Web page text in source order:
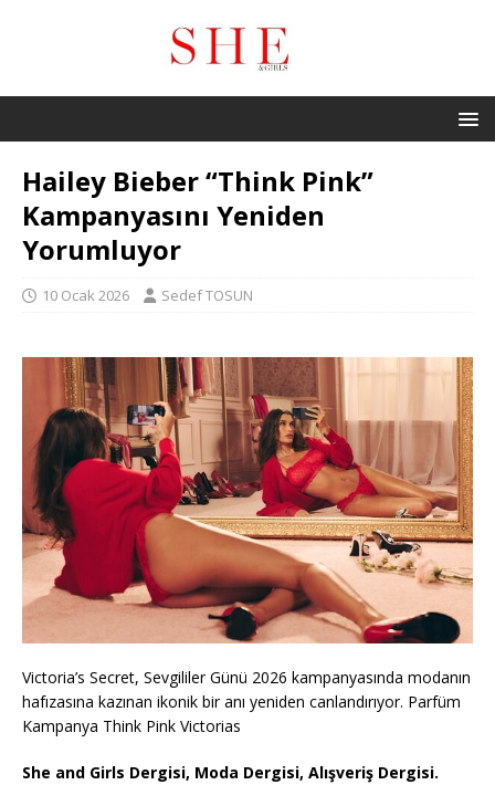
Hailey Bieber “Think Pink”
Kampanyasını Yeniden
Yorumluyor
10 Ocak 2026 Sedef TOSUN
Victoria’s Secret, Sevgililer Günü 2026 kampanyasında modanın
hafızasına kazınan ikonik bir anı yeniden canlandırıyor. Parfüm
Kampanya Think Pink Victorias
She and Girls Dergisi, Moda Dergisi, Alışveriş Dergisi.